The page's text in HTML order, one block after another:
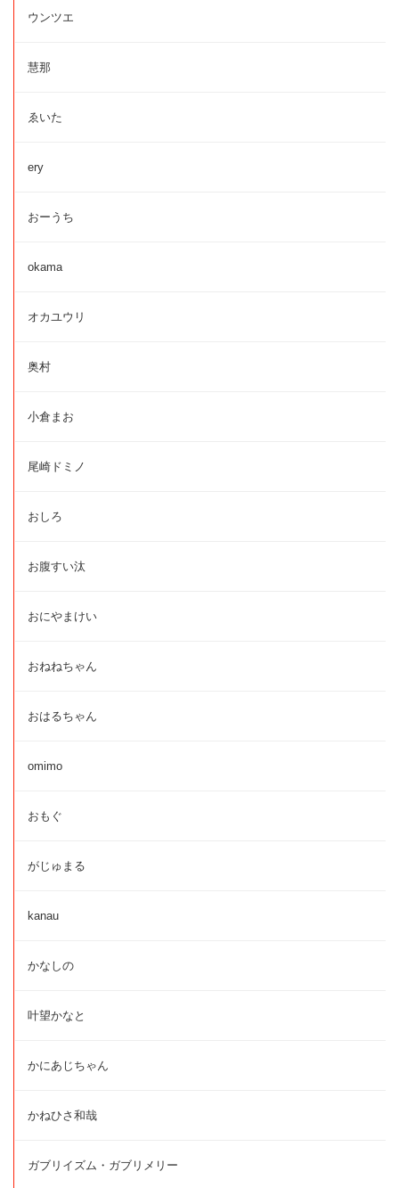
ウンツエ
慧那
ゑいた
ery
おーうち
okama
オカユウリ
奥村
小倉まお
尾崎ドミノ
おしろ
お腹すい汰
おにやまけい
おねねちゃん
おはるちゃん
omimo
おもぐ
がじゅまる
kanau
かなしの
叶望かなと
かにあじちゃん
かねひさ和哉
ガブリイズム・ガブリメリー